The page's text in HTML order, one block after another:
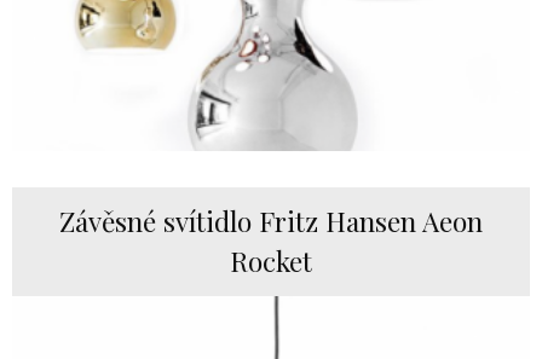
Závěsné svítidlo Fritz Hansen Aeon
Rocket